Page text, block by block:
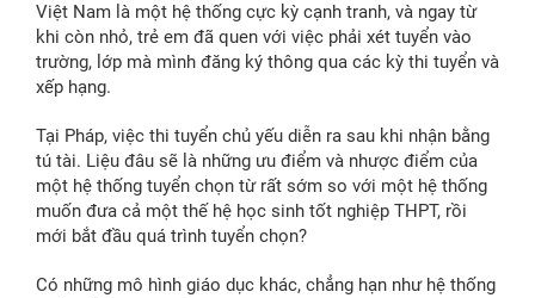
Việt Nam là một hệ thống cực kỳ cạnh tranh, và ngay từ
khi còn nhỏ, trẻ em đã quen với việc phải xét tuyển vào
trường, lớp mà mình đăng ký thông qua các kỳ thi tuyển và
xếp hạng.
Tại Pháp, việc thi tuyển chủ yếu diễn ra sau khi nhận bằng
tú tài. Liệu đâu sẽ là những ưu điểm và nhược điểm của
một hệ thống tuyển chọn từ rất sớm so với một hệ thống
muốn đưa cả một thế hệ học sinh tốt nghiệp THPT, rồi
mới bắt đầu quá trình tuyển chọn?
Có những mô hình giáo dục khác, chẳng hạn như hệ thống